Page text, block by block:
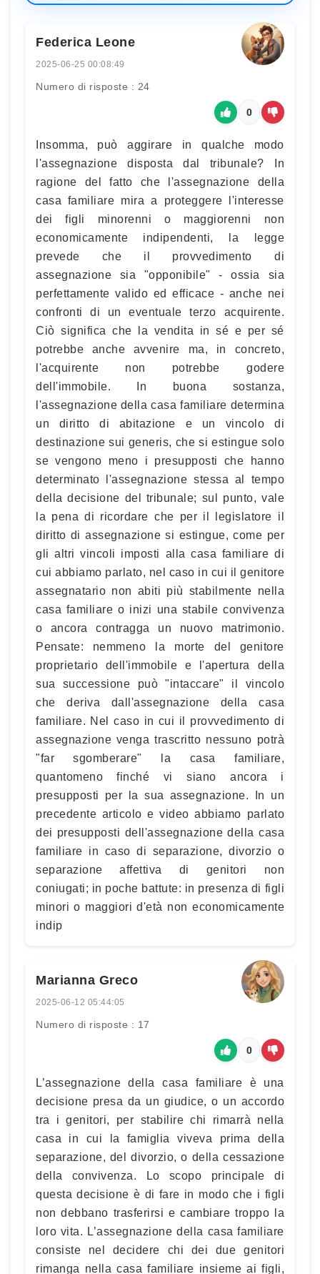
Federica Leone
2025-06-25 00:08:49
Numero di risposte : 24
0
Insomma, può aggirare in qualche modo
l'assegnazione disposta dal tribunale? In
ragione del fatto che l'assegnazione della
casa familiare mira a proteggere l'interesse
dei figli minorenni o maggiorenni non
economicamente indipendenti, la legge
prevede che il provvedimento di
assegnazione sia "opponibile" - ossia sia
perfettamente valido ed efficace - anche nei
confronti di un eventuale terzo acquirente.
Ciò significa che la vendita in sé e per sé
potrebbe anche avvenire ma, in concreto,
l'acquirente non potrebbe godere
dell'immobile. In buona sostanza,
l'assegnazione della casa familiare determina
un diritto di abitazione e un vincolo di
destinazione sui generis, che si estingue solo
se vengono meno i presupposti che hanno
determinato l'assegnazione stessa al tempo
della decisione del tribunale; sul punto, vale
la pena di ricordare che per il legislatore il
diritto di assegnazione si estingue, come per
gli altri vincoli imposti alla casa familiare di
cui abbiamo parlato, nel caso in cui il genitore
assegnatario non abiti più stabilmente nella
casa familiare o inizi una stabile convivenza
o ancora contragga un nuovo matrimonio.
Pensate: nemmeno la morte del genitore
proprietario dell'immobile e l'apertura della
sua successione può "intaccare" il vincolo
che deriva dall'assegnazione della casa
familiare. Nel caso in cui il provvedimento di
assegnazione venga trascritto nessuno potrà
"far sgomberare" la casa familiare,
quantomeno finché vi siano ancora i
presupposti per la sua assegnazione. In un
precedente articolo e video abbiamo parlato
dei presupposti dell'assegnazione della casa
familiare in caso di separazione, divorzio o
separazione affettiva di genitori non
coniugati; in poche battute: in presenza di figli
minori o maggiori d'età non economicamente
indip
Marianna Greco
2025-06-12 05:44:05
Numero di risposte : 17
0
L’assegnazione della casa familiare è una
decisione presa da un giudice, o un accordo
tra i genitori, per stabilire chi rimarrà nella
casa in cui la famiglia viveva prima della
separazione, del divorzio, o della cessazione
della convivenza. Lo scopo principale di
questa decisione è di fare in modo che i figli
non debbano trasferirsi e cambiare troppo la
loro vita. L’assegnazione della casa familiare
consiste nel decidere chi dei due genitori
rimanga nella casa familiare insieme ai figli,